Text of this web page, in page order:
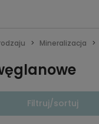
Mineralizacja
Filtruj/sortuj